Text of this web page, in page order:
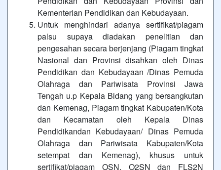
Kementerian Pendidikan dan Kebudayaan.
Untuk menghindari adanya sertifikat/piagam
palsu supaya diadakan penelitian dan
pengesahan secara berjenjang (Piagam tingkat
Nasional dan Provinsi disahkan oleh Dinas
Pendidikan dan Kebudayaan /Dinas Pemuda
Olahraga dan Pariwisata Provinsi Jawa
Tengah u.p Kepala Bidang yang bersangkutan
dan Kemenag, Piagam tingkat Kabupaten/Kota
dan Kecamatan oleh Kepala Dinas
Pendidikandan Kebudayaan/ Dinas Pemuda
Olahraga dan Pariwisata Kabupaten/Kota
setempat dan Kemenag), khusus untuk
sertifikat/piagam OSN, O2SN dan FLS2N